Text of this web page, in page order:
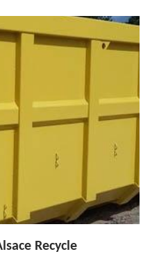
Recycle